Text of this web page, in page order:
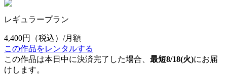
レギュラープラン
4,400円
（税込）/月額
この作品をレンタルする
この作品は本日中に決済完了した場合、 最短8/18(火)にお届
けします。